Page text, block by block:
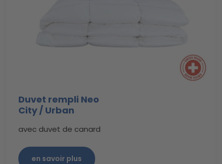
Duvet rempli Neo
City / Urban
avec duvet de canard
en savoir plus